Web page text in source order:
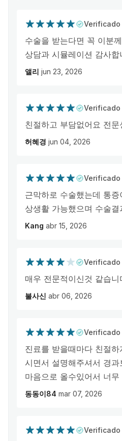
Verificado
수술을 받는다면 꼭 이분
상담과 시뮬레이션 감사합
앨리 jun 23, 2026
Verificado
친절하고 부담없어요 전
허혜경 jun 04, 2026
Verificado
근막하로 수술했는데 통
상생활 가능했으며 수술
Kang abr 15, 2026
Verificado
매우 전문적이신것 같습니
불사신 abr 06, 2026
Verificado
진료를 받을때마다 친절
시면서 설명해주셔서 경
마음으로 올수있어서 너
동동이84 mar 07, 2026
Verificado